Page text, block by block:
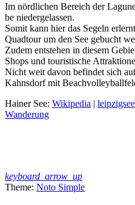
Im nörd­li­chen Bereich der
be nie­der­ge­las­sen.
Somit kann hier das Segeln
Quad­tour um den See gebucht
Zudem ent­ste­hen in die­sem
Shops und tou­ris­ti­sche
Nicht weit davon befin­det sich
Kahns­dorf mit
Hai­ner See: Wiki­pe­dia |
Wan­de­rung
keyboard_arrow_up
Theme: Noto Simple